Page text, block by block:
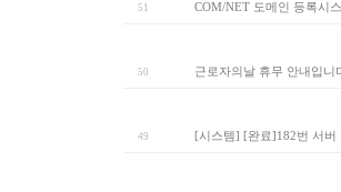
51 COM/NET 도메인 등록시
50 근로자의날 휴무 안내입니
49 [시스템] [완료]182번 서버